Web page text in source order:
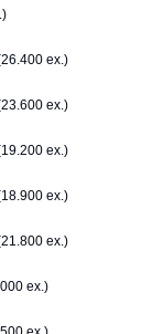
ex.)
ex.)
ex.)
ex.)
ex.)
ex.)